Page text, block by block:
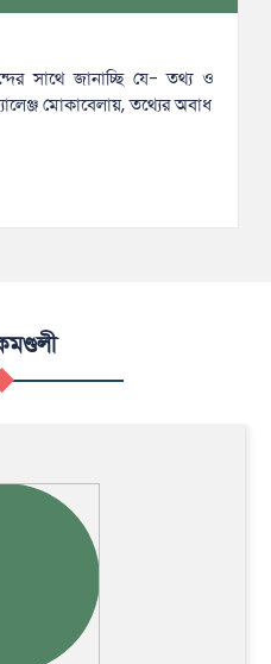
সাথে জানাচ্ছি যে- তথ্য ও
মোকাবেলায়, তথ্যের অবাধ